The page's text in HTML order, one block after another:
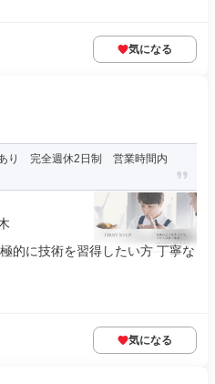
気になる
あり 完全週休2日制 営業時間内
的に技術を習得したい方 丁寧な
気になる